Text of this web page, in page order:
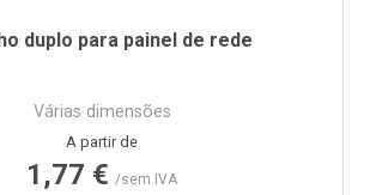
duplo para painel de rede
Várias dimensões
Preço
A partir de
1,77 € /sem IVA